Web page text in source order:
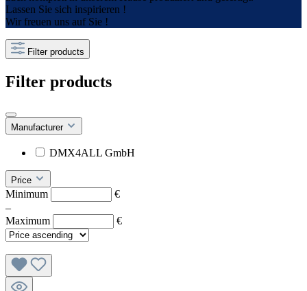
Lassen Sie sich inspirieren !
Wir freuen uns auf Sie !
Filter products
Filter products
Manufacturer
DMX4ALL GmbH
Price
Minimum
€
–
Maximum
€